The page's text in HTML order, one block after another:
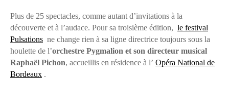
Plus de 25 spectacles, comme autant d’invitations à la
découverte et à l’audace. Pour sa troisième édition, le festival
Pulsations ne change rien à sa ligne directrice toujours sous la
houlette de l’orchestre Pygmalion et son directeur musical
Raphaël Pichon, accueillis en résidence à l’ Opéra National de
Bordeaux .